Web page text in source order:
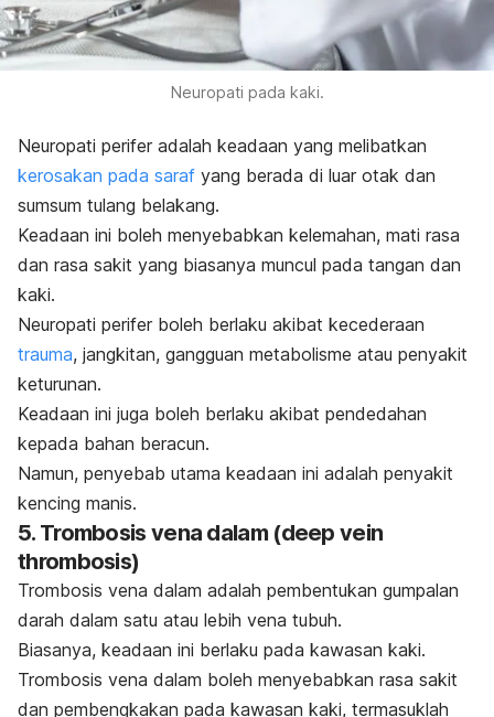
Neuropati pada kaki.
Neuropati perifer adalah keadaan yang melibatkan
kerosakan pada saraf yang berada di luar otak dan
sumsum tulang belakang.
Keadaan ini boleh menyebabkan kelemahan, mati rasa
dan rasa sakit yang biasanya muncul pada tangan dan
kaki.
Neuropati perifer boleh berlaku akibat kecederaan
trauma, jangkitan, gangguan metabolisme atau penyakit
keturunan.
Keadaan ini juga boleh berlaku akibat pendedahan
kepada bahan beracun.
Namun, penyebab utama keadaan ini adalah penyakit
kencing manis.
5. Trombosis vena dalam (deep vein
thrombosis)
Trombosis vena dalam adalah pembentukan gumpalan
darah dalam satu atau lebih vena tubuh.
Biasanya, keadaan ini berlaku pada kawasan kaki.
Trombosis vena dalam boleh menyebabkan rasa sakit
dan pembengkakan pada kawasan kaki, termasuklah